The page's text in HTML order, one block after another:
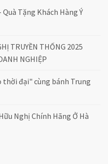
Tặng Khách Hàng Ý
TRUYỀN THỐNG 2025
NGHIỆP
đại" cùng bánh Trung
Nghị Chính Hãng Ở Hà